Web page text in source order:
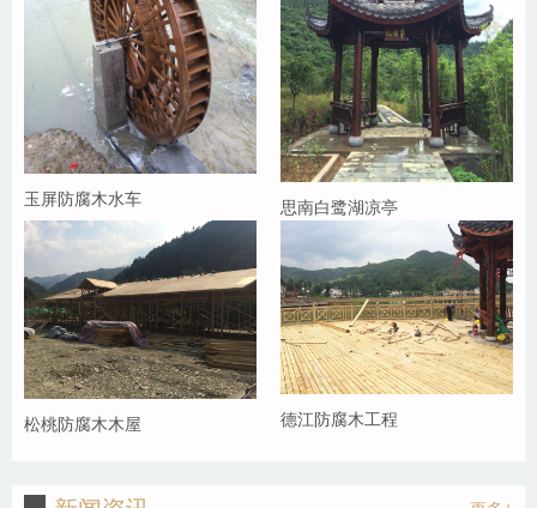
玉屏防腐木水车 思南白鹭湖凉亭
松桃防腐木木屋 德江防腐木工程